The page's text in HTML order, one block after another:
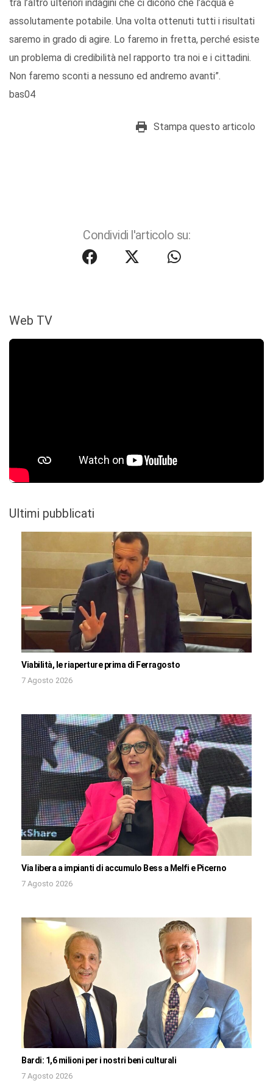
tra l’altro ulteriori indagini che ci dicono che l’acqua è
assolutamente potabile. Una volta ottenuti tutti i risultati
saremo in grado di agire. Lo faremo in fretta, perché esiste
un problema di credibilità nel rapporto tra noi e i cittadini.
Non faremo sconti a nessuno ed andremo avanti”.
bas04
Stampa questo articolo
Condividi l'articolo su:
Web TV
Ultimi pubblicati
Viabilità, le riaperture prima di Ferragosto
7 Agosto 2026
Via libera a impianti di accumulo Bess a Melfi e Picerno
7 Agosto 2026
Bardi: 1,6 milioni per i nostri beni culturali
7 Agosto 2026